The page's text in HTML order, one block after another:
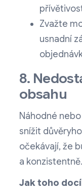
Zvažte
usnadní
8.
obsahu
Náhodné
snížit
očekávají, že
a konzistentně.
Jak toho